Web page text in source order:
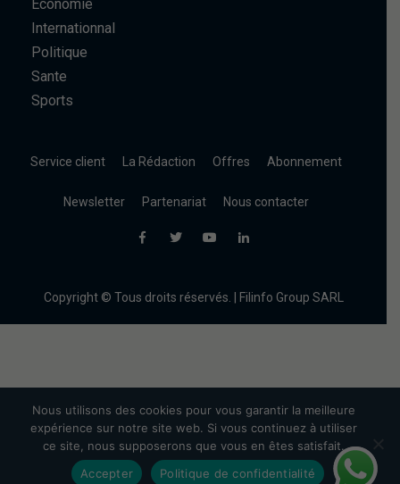
Economie
Internationnal
Politique
Sante
Sports
Service client La Rédaction Offres Abonnement
Newsletter Partenariat Nous contacter
Copyright © Tous droits réservés. | Filinfo Group SARL
Nous utilisons des cookies pour vous garantir la meilleure
expérience sur notre site web. Si vous continuez à utiliser
ce site, nous supposerons que vous en êtes satisfait.
Accepter
Politique de confidentialité